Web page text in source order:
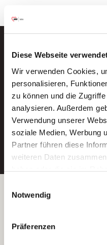
Diese Webseite
Wir verwenden Cookies,
personalisieren,
zu können und die
analysieren. Außerdem
Verwendung unserer
soziale Medien, Werbung
Partner führen diese
weiteren Daten
Wenn Sie auf „Cookies
Sie der Speicherung
Ihre Einwilligung
indem Sie die Cookie-
Notwendig
Präferenzen
Neue
Ein kostenloser
E-Mail-
Betreiber der Webseite
Kantstraße 45a